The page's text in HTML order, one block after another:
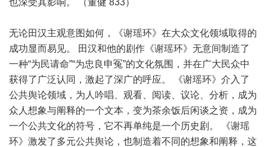
也深受其影响。 （董健 833）
无论田汉主观意图如何，《谢瑶环》在大众文化领域取得的
成功显而易见。 田汉和他的剧作《谢瑶环》无意间制造了
一种“为民请命”“为忠良申冤”的文化氛围，并在广大民众中
获得了广泛认同，激起了深广的呼应。 《谢瑶环》介入了
公共舆论领域，为人吟唱、观看、阅读、议论、分析，成为
众人想象与阐释的一个文本，变为茶余饭后闲谈之资，成为
一个公共文化的符号，它不再单纯是一个历史剧。 《谢瑶
环》激发了多元公共舆论，也制造着不同的想象和阐释，这